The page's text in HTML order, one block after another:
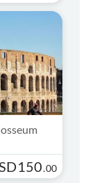
150.00